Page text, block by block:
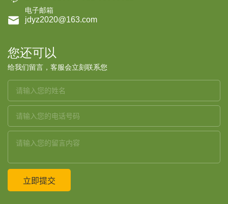

电子邮箱
jdyz2020@163.com
您还可以
给我们留言，客服会立刻联系您